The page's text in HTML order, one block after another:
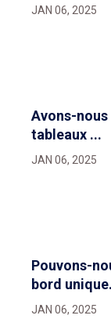
JAN 06, 2025
Avons-
tableaux ...
JAN 06, 2025
Pouvons-
bord
JAN 06, 2025